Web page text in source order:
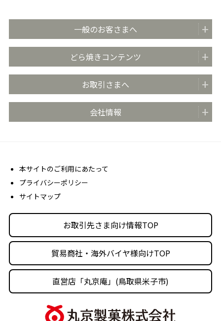
一般のお客さまへ
全国の販売店
おいしさのこだわり
安心・安全の取り組み
どら焼きコンテンツ
どらやきのまち米子
どらやきの日 (4月4日)
お取引さまへ
お取引先さま向け情報TOP
商品カタログ
会社情報
経営理念
沿革
丸京の事業体
人材育成・社会活動
本サイトのご利用にあたって
プライバシーポリシー
サイトマップ
お取引先さま向け情報TOP
貿易商社・海外バイヤ様向けTOP
直営店「丸京庵」(鳥取県米子市)